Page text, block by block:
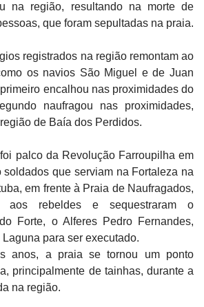
na região, resultando na morte de
que foram sepultadas na praia.
registrados na região remontam ao
os navios São Miguel e de Juan
encalhou nas proximidades do
naufragou nas proximidades,
de Baía dos Perdidos.
palco da Revolução Farroupilha em
soldados que serviam na Fortaleza na
em frente à Praia de Naufragados,
aos rebeldes e sequestraram o
Forte, o Alferes Pedro Fernandes,
Laguna para ser executado.
anos, a praia se tornou um ponto
principalmente de tainhas, durante a
na região.